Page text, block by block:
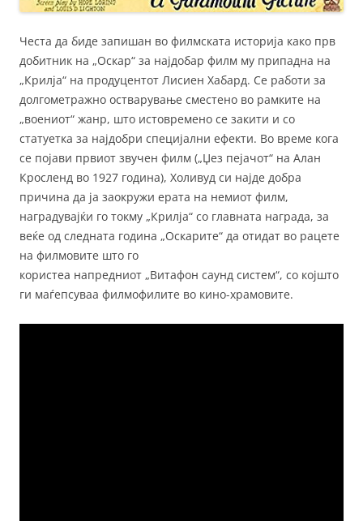
Честа да биде запишан во филмската историја како прв
добитник на „Оскар“ за најдобар филм му припадна на
„Крилја“ на продуцентот Лисиен Хабард. Се работи за
долгометражно остварување сместено во рамките на
„воениот“ жанр, што истовремено се закити и со
статуетка за најдобри специјални ефекти. Во време кога
се појави првиот звучен филм („Џез пејачот“ на Алан
Кросленд во 1927 година), Холивуд си најде добра
причина да ја заокружи ерата на немиот филм,
наградувајќи го токму „Крилја“ со главната награда, за
веќе од следната година „Оскарите“ да отидат во рацете
на филмовите што го
користеа напредниот „Витафон саунд систем“, со којшто
ги маѓепсуваа филмофилите во кино-храмовите.